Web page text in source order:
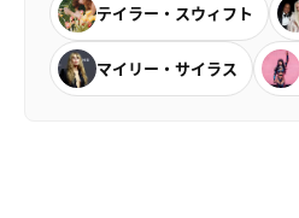
テイラー・スウィフト
マイリー・サイラス